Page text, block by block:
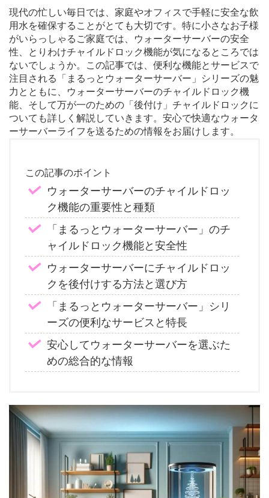
現代の忙しい毎日では、家庭やオフィスで手軽に安全な飲
用水を確保することがとても大切です。特に小さなお子様
がいらっしゃるご家庭では、ウォーターサーバーの安全
性、とりわけチャイルドロック機能が気になるところでは
ないでしょうか。この記事では、便利な機能とサービスで
注目される「まるっとウォーターサーバー」シリーズの魅
力とともに、ウォーターサーバーのチャイルドロック機
能、そして万が一のための「後付け」チャイルドロックに
ついても詳しく解説していきます。安心で快適なウォータ
ーサーバーライフを送るための情報をお届けします。
この記事のポイント
ウォーターサーバーのチャイルドロッ
ク機能の重要性と種類
「まるっとウォーターサーバー」のチ
ャイルドロック機能と安全性
ウォーターサーバーにチャイルドロッ
クを後付けする方法と選び方
「まるっとウォーターサーバー」シリ
ーズの便利なサービスと特長
安心してウォーターサーバーを選ぶた
めの総合的な情報